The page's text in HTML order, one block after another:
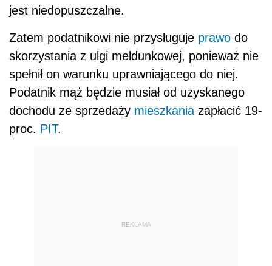
jest niedopuszczalne.
Zatem podatnikowi nie przysługuje prawo do
skorzystania z ulgi meldunkowej, ponieważ nie
spełnił on warunku uprawniającego do niej.
Podatnik mąż będzie musiał od uzyskanego
dochodu ze sprzedaży mieszkania zapłacić 19-
proc. PIT.
REKLAMA